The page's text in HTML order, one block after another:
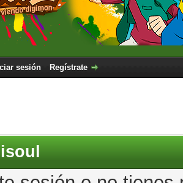
sesión Regístrate